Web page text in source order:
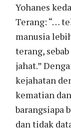
Yohanes
Terang: “…
manusia
terang,
jahat.”
kejahatan
kematian
barangsiapa
dan tidak